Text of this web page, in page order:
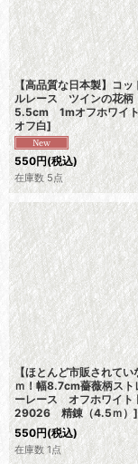
【高品質な日本製】コッ
ルレース ツインの花
5.5cm 1mオフホワイト
オフ白]
550円(税込)
在庫数 5点
【ほとんど市販されて
ｍ！幅8.7cm薔薇柄スト
ーレース オフホワイト
29026 精錬（4.5ｍ）]
550円(税込)
在庫数 1点